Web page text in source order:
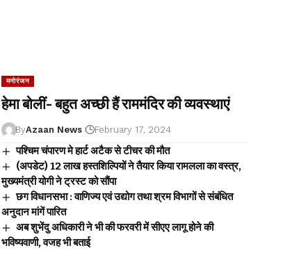
मनोरंजन
हेमा बोलीं- बहुत अच्छी हैं राममंदिर की व्यवस्थाएं
ByAzaan News February 17, 2024
पश्चिम चंपारण मे हार्ट अटैक से टीचर की मौत
(अपडेट) 12 लाख हस्तशिल्पियों ने तैयार किया रामलला का वस्त्र,
मुख्यमंत्री योगी ने ट्रस्ट को सौंपा
छग विधानसभा : वाणिज्य एवं उद्योग तथा श्रम विभागों से संबंधित
अनुदान मांगें पारित
अब शुभेंदु अधिकारी ने भी की फरवरी में सीएए लागू होने की
भविष्यवाणी, वजह भी बताई